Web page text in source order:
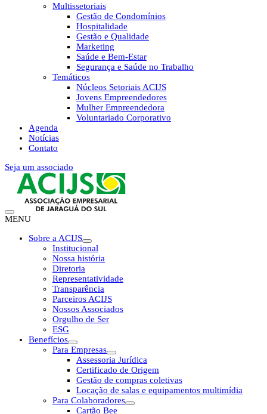
Multissetoriais
Gestão de Condomínios
Hospitalidade
Gestão e Qualidade
Marketing
Saúde e Bem-Estar
Segurança e Saúde no Trabalho
Temáticos
Núcleos Setoriais ACIJS
Jovens Empreendedores
Mulher Empreendedora
Voluntariado Corporativo
Agenda
Notícias
Contato
Seja um associado
MENU
Sobre a ACIJS
Institucional
Nossa história
Diretoria
Representatividade
Transparência
Parceiros ACIJS
Nossos Associados
Orgulho de Ser
ESG
Benefícios
Para Empresas
Assessoria Jurídica
Certificado de Origem
Gestão de compras coletivas
Locação de salas e equipamentos multimídia
Para Colaboradores
Cartão Bee